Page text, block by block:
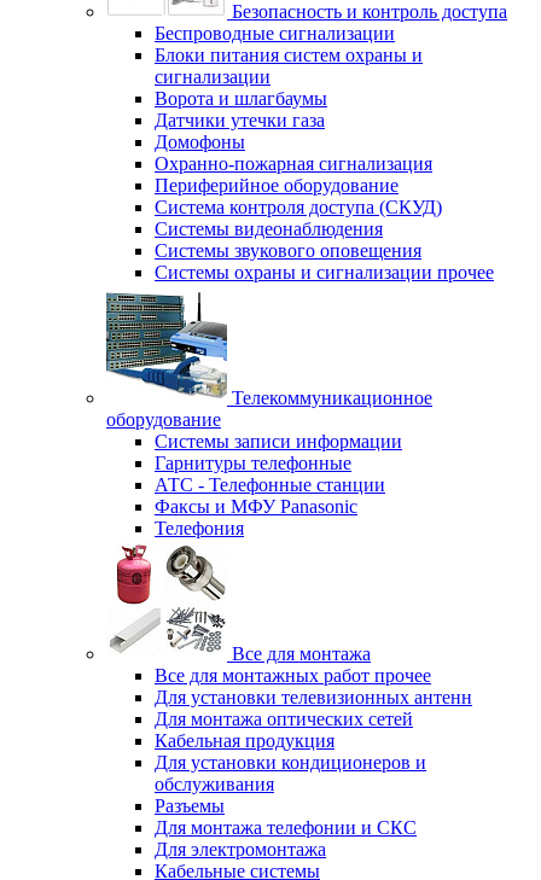
Безопасность и контроль доступа
Беспроводные сигнализации
Блоки питания систем охраны и
сигнализации
Ворота и шлагбаумы
Датчики утечки газа
Домофоны
Охранно-пожарная сигнализация
Периферийное оборудование
Система контроля доступа (СКУД)
Системы видеонаблюдения
Системы звукового оповещения
Системы охраны и сигнализации прочее
Телекоммуникационное
оборудование
Системы записи информации
Гарнитуры телефонные
АТС - Телефонные станции
Факсы и МФУ Panasonic
Телефония
Все для монтажа
Все для монтажных работ прочее
Для установки телевизионных антенн
Для монтажа оптических сетей
Кабельная продукция
Для установки кондиционеров и
обслуживания
Разъемы
Для монтажа телефонии и СКС
Для электромонтажа
Кабельные системы